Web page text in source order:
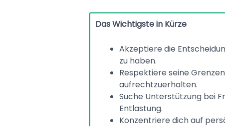
Das Wichtigste in Kürze
Akzeptiere die
zu haben.
Respektiere seine
aufrechtzuerhalten.
Suche Unterstützung bei
Entlastung.
Konzentriere dich auf